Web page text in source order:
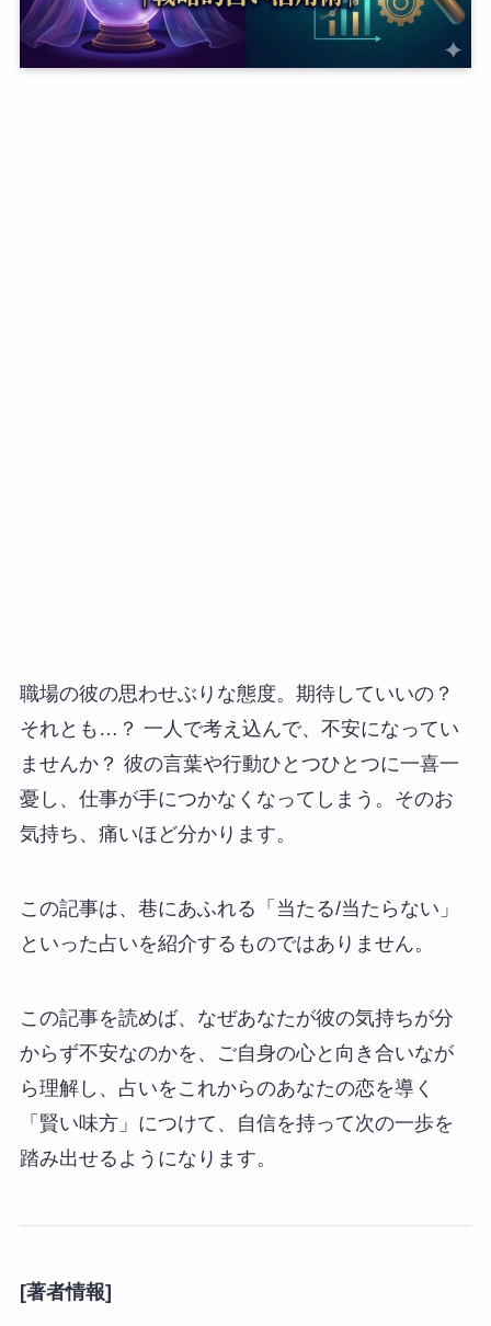
職場の彼の思わせぶりな態度。期待していいの？
それとも…？ 一人で考え込んで、不安になってい
ませんか？ 彼の言葉や行動ひとつひとつに一喜一
憂し、仕事が手につかなくなってしまう。そのお
気持ち、痛いほど分かります。
この記事は、巷にあふれる「当たる/当たらない」
といった占いを紹介するものではありません。
この記事を読めば、なぜあなたが彼の気持ちが分
からず不安なのかを、ご自身の心と向き合いなが
ら理解し、占いをこれからのあなたの恋を導く
「賢い味方」につけて、自信を持って次の一歩を
踏み出せるようになります。
[著者情報]